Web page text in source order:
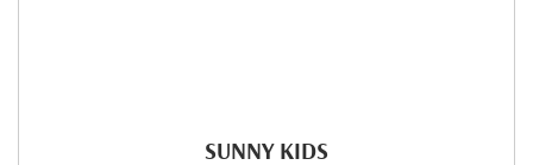
SUNNY KIDS